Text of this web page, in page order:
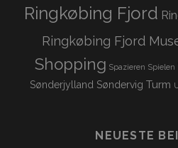
Ringkøbing Fjord
Ringkøbing Fjord
Shopping Spazieren Spielen
Sønderjylland Søndervig Turm
NEUESTE